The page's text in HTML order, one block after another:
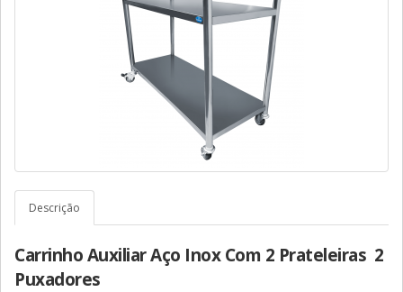
Descrição
Carrinho Auxiliar Aço Inox Com 2 Prateleiras 2
Puxadores